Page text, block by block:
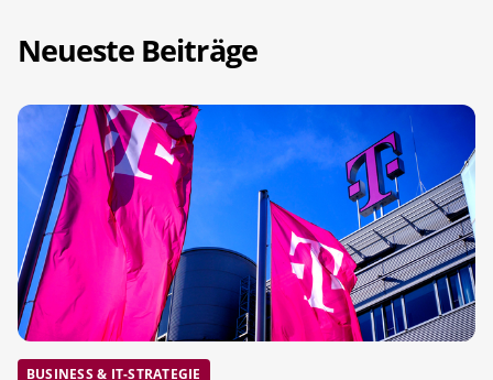
Neueste Beiträge
BUSINESS & IT-STRATEGIE